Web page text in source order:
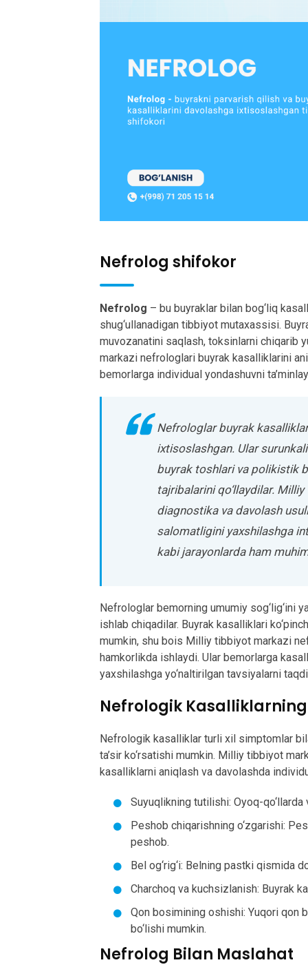
Nefrolog shifokor
Nefrolog – bu buyraklar bilan bog‘liq
shug‘ullanadigan tibbiyot mutaxassisi.
muvozanatini saqlash, toksinlarni chiqarib
markazi nefrologlari buyrak kasalliklarini
bemorlarga individual yondashuvni
Nefrologlar buyrak
ixtisoslashgan. Ular
buyrak toshlari va polikistik
tajribalarini qo‘llaydilar.
diagnostika va davolash
salomatligini yaxshilashga
kabi jarayonlarda ham
Nefrologlar bemorning umumiy sog‘lig‘ini
ishlab chiqadilar. Buyrak kasalliklari
mumkin, shu bois Milliy tibbiyot markazi
hamkorlikda ishlaydi. Ular bemorlarga
yaxshilashga yo‘naltirilgan tavsiyalarni
Nefrologik
Nefrologik kasalliklar turli xil simptomlar
ta’sir ko‘rsatishi mumkin. Milliy tibbiyot
kasalliklarni aniqlash va davolashda
Suyuqlikning tutilishi: Oyoq-
Peshob chiqarishning o‘zgarishi:
peshob.
Bel og‘rig‘i: Belning pastki qismida
Charchoq va kuchsizlanish: Buyrak
Qon bosimining oshishi: Yuqori qon
bo‘lishi mumkin.
Nefrolog Bilan Maslahat